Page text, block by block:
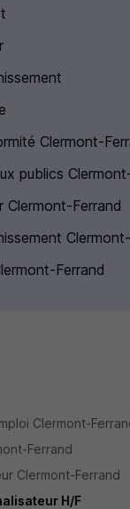
Clermont-
publics
Clermont-Ferrand
Ferrand
Clermont-
Ferrand
Clermont-Ferrand
H/F